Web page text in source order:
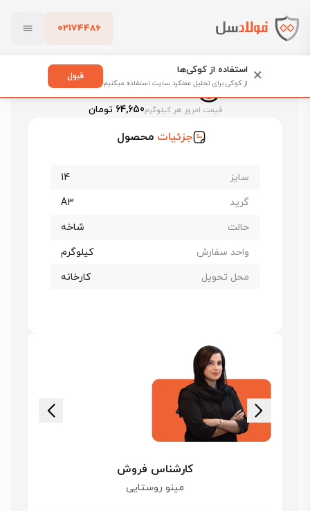
02174486
پاک کردن
فولادسل
قیمت میلگرد ۱۴ میانه
قیمت امروز هر کیلوگرم64,650 تومان
جزئیات محصول
سایز
14
گرید
A3
حالت
شاخه
واحد سفارش
کیلوگرم
محل تحویل
کارخانه
کارشناس فروش
مینو روستایی
× استفاده از کوکی‌ها
از کوکی برای تحلیل عملکرد سایت استفاده میکنیم
قبول